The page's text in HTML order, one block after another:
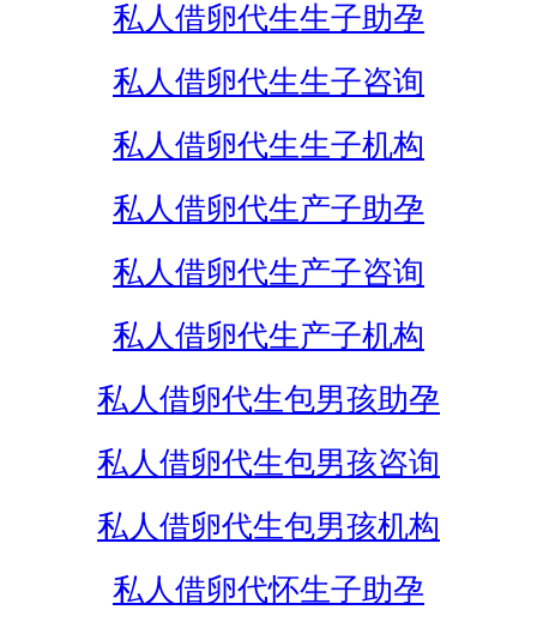
私人借卵代生生子助孕
私人借卵代生生子咨询
私人借卵代生生子机构
私人借卵代生产子助孕
私人借卵代生产子咨询
私人借卵代生产子机构
私人借卵代生包男孩助孕
私人借卵代生包男孩咨询
私人借卵代生包男孩机构
私人借卵代怀生子助孕